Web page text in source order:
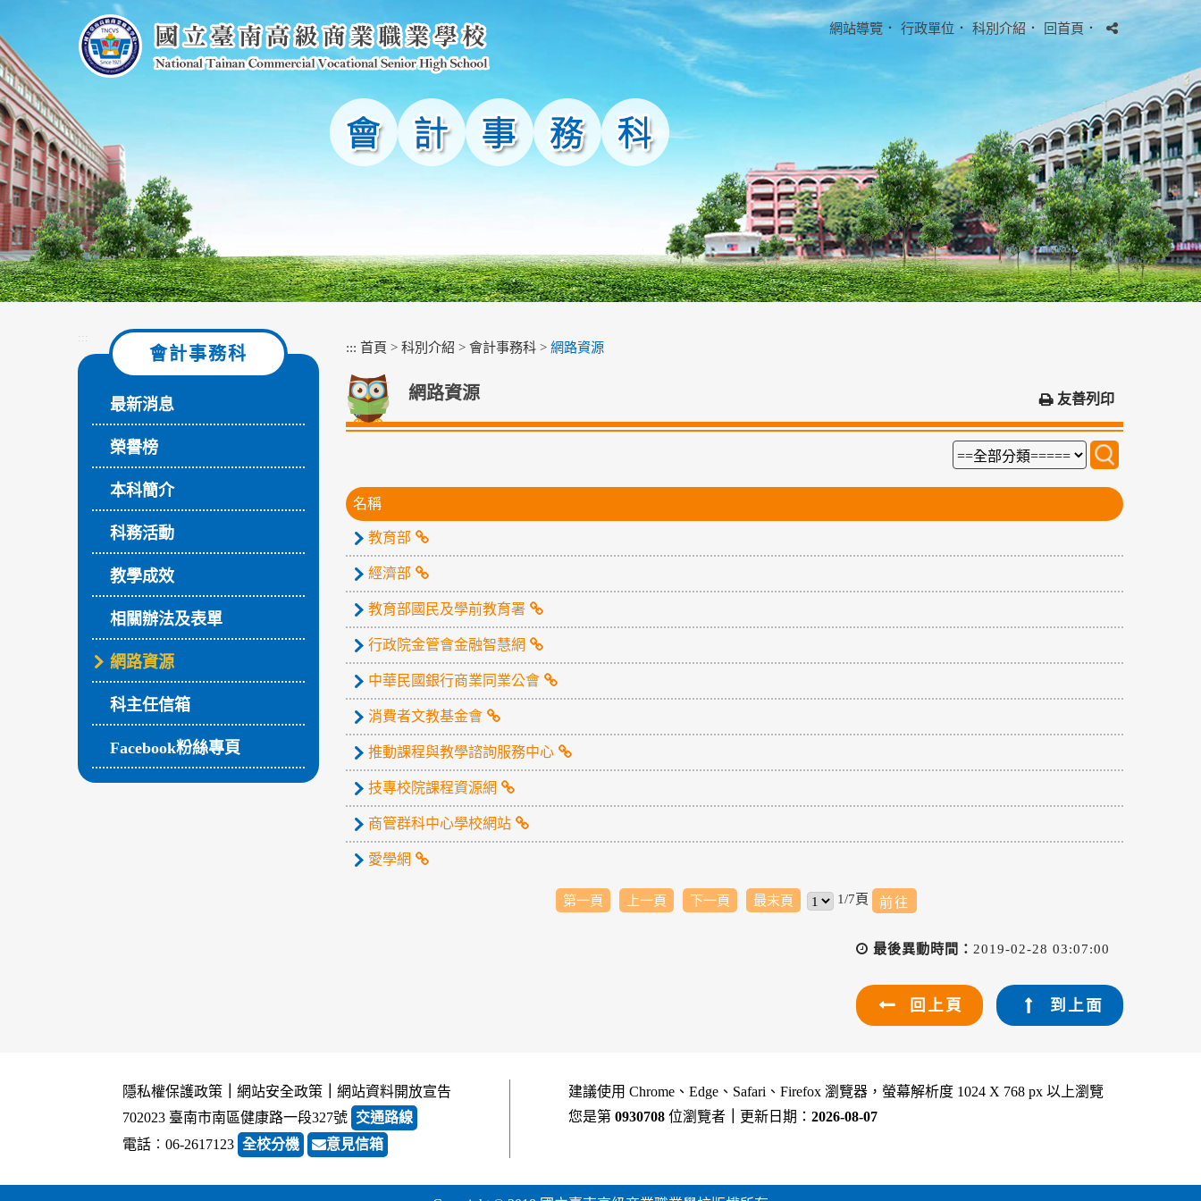
主
要
內
容
區
塊
網站導覽 ． 行政單位 ． 科別介紹． 回首頁．
:::
會計事務科
最新消息
榮譽榜
本科簡介
科務活動
教學成效
相關辦法及表單
網路資源
科主任信箱
Facebook粉絲專頁
::: 首頁 > 科別介紹 > 會計事務科 > 網路資源
網路資源 友善列印
名稱
教育部
經濟部
教育部國民及學前教育署
行政院金管會金融智慧網
中華民國銀行商業同業公會
消費者文教基金會
推動課程與教學諮詢服務中心
技專校院課程資源網
商管群科中心學校網站
愛學網
第一頁 上一頁 下一頁 最末頁 1/7頁
最後異動時間： 2019-02-28 03:07:00
回上頁 到上面
隱私權保護政策 網站安全政策
網站資料開放宣告
702023 臺南市南區健康路一段327號 交通路線
電話︰06-2617123 全校分機 意見信箱
建議使用 Chrome、Edge、Safari、Firefox 瀏覽器，螢幕解析度 1024 X 768 px 以上瀏覽
您是第 0930708 位瀏覽者 更新日期： 2026-08-07